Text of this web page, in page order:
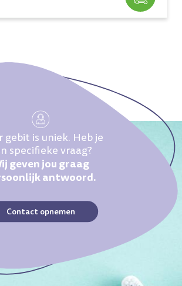
gebit is uniek. Heb je
specifieke vraag?
geven jou graag
antwoord.
Contact opnemen